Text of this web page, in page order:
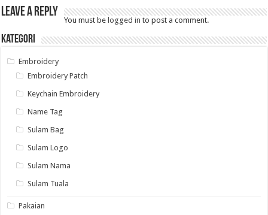
Leave a Reply
You must be logged in to post a comment.
Kategori
Embroidery
Embroidery Patch
Keychain Embroidery
Name Tag
Sulam Bag
Sulam Logo
Sulam Nama
Sulam Tuala
Pakaian